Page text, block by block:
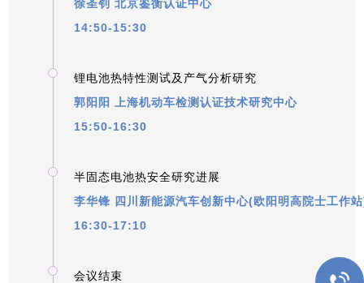
徐圣钊北京鉴衡认证中心
14:50-15:30
锂电池热特性测试及产气分析研究
郭阳阳
上海机动车检测认证技术研究中心
15:50-16:30
半固态电池热安全研究进展
李华锋 四川新能源汽车创新中心(欧阳明高院士工作
16:30-17:10
会议结束